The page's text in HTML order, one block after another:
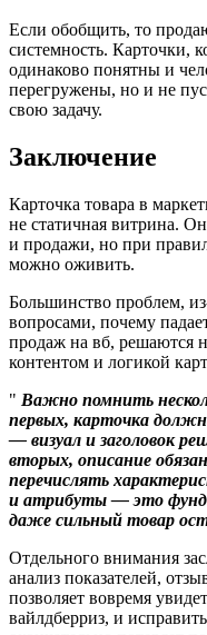
Если обобщить, то
системность. Карточки,
одинаково понятны и
перегружены, но и не
свою задачу.
Заключение
Карточка товара в
не статичная витрина.
и продажи, но при
можно оживить.
Большинство проблем,
вопросами, почему
продаж на вб, решаются
контентом и логикой
Важно помнить
первых, карточка
— визуал и заголовок
вторых, описание
перечислять
и атрибуты — это
даже сильный товар
Отдельного внимания
анализ показателей,
позволяет вовремя
вайлдберриз, и